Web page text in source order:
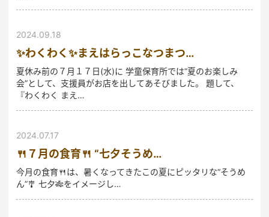
2024.09.18
✨わくわく✨まえはらっこなつまつ…
夏休み前の７月１７日(水)に 学童保育所では“夏のお楽しみ
会”として、支援員がお店を出してあそびました。 題して、
『わくわく まえ…
2024.07.17
🍴７月の食育🍴 “七夕そうめ…
今月の食育🍴は、暑くなってきたこの夏にピッタリな“そうめ
ん”🎐 七夕🎋をイメージし…